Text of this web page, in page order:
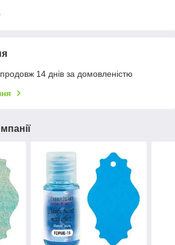
14 днів за домовленістю